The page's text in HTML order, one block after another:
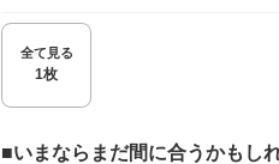
全て見る
1枚
■いまならまだ間に合うかも